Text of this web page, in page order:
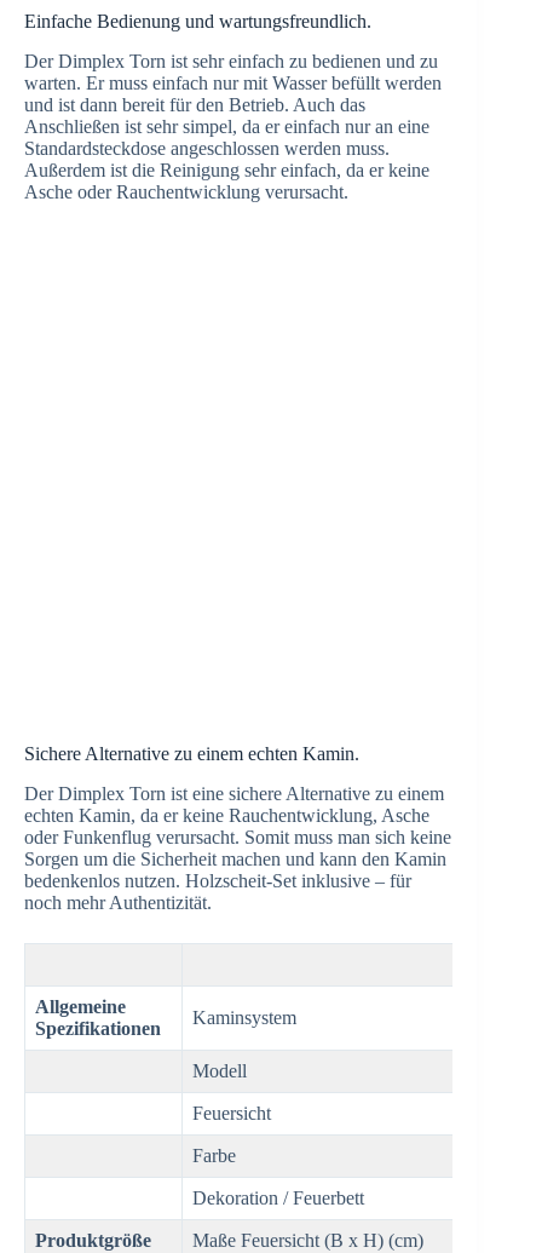
Einfache Bedienung und wartungsfreundlich.
Der Dimplex Torn ist sehr einfach zu bedienen und zu
warten. Er muss einfach nur mit Wasser befüllt werden
und ist dann bereit für den Betrieb. Auch das
Anschließen ist sehr simpel, da er einfach nur an eine
Standardsteckdose angeschlossen werden muss.
Außerdem ist die Reinigung sehr einfach, da er keine
Asche oder Rauchentwicklung verursacht.
Sichere Alternative zu einem echten Kamin.
Der Dimplex Torn ist eine sichere Alternative zu einem
echten Kamin, da er keine Rauchentwicklung, Asche
oder Funkenflug verursacht. Somit muss man sich keine
Sorgen um die Sicherheit machen und kann den Kamin
bedenkenlos nutzen. Holzscheit-Set inklusive – für
noch mehr Authentizität.
Allgemeine
Spezifikationen
Kaminsystem
Modell
Feuersicht
Farbe
Dekoration / Feuerbett
Produktgröße Maße Feuersicht (B x H) (cm)